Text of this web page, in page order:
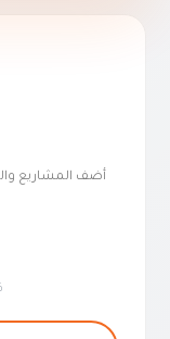
أضف المشاريع